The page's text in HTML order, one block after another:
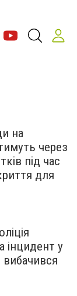
на
через
під час
для
інцидент у
вибачився